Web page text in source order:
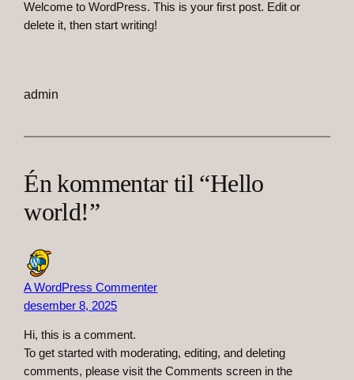
Welcome to WordPress. This is your first post. Edit or
delete it, then start writing!
admin
Én kommentar til “Hello
world!”
A WordPress Commenter
desember 8, 2025
Hi, this is a comment.
To get started with moderating, editing, and deleting
comments, please visit the Comments screen in the